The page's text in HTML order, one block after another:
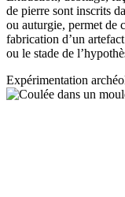
de pierre sont inscrits
ou auturgie, permet de
fabrication d’un
ou le stade de
Expérimentation a